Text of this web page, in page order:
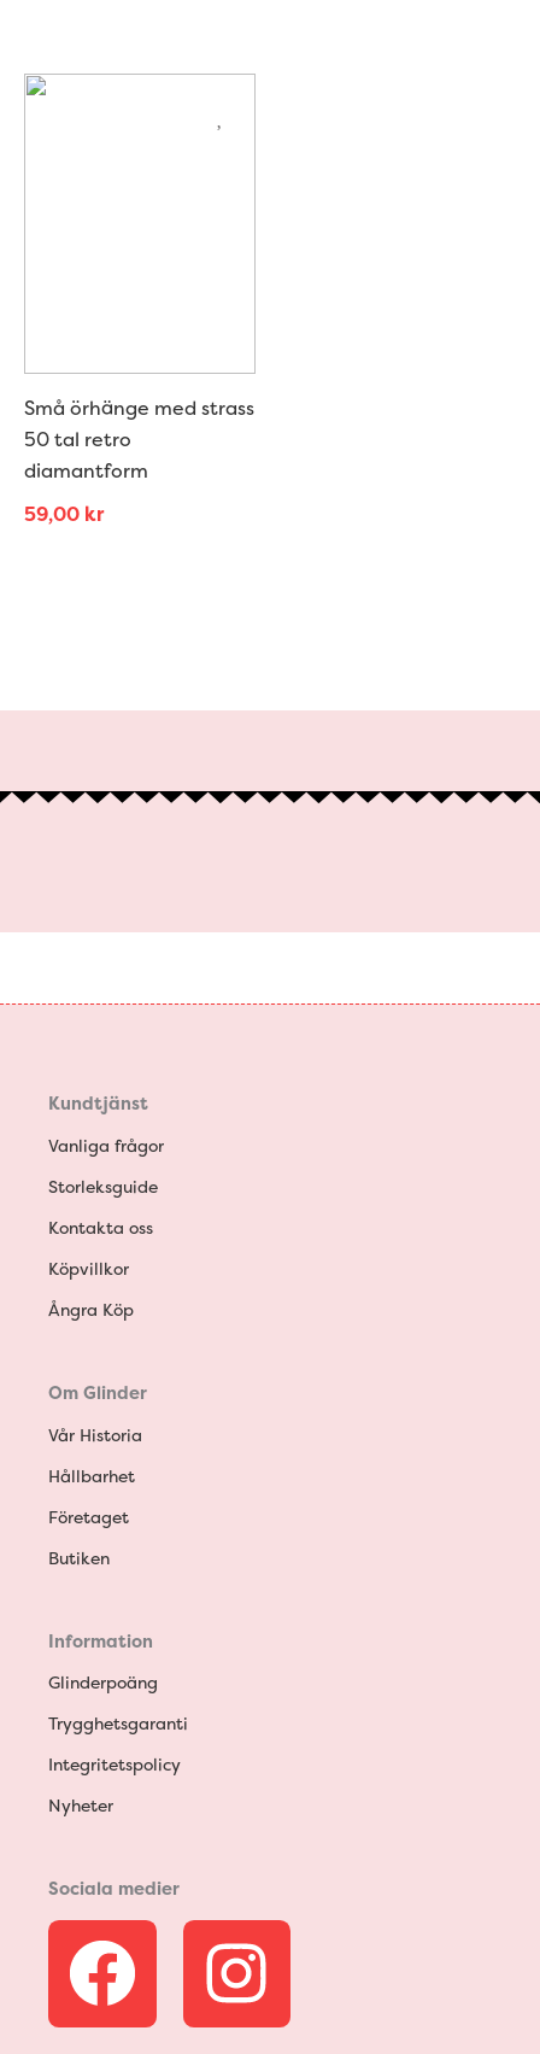
Små örhänge med strass
50 tal retro
diamantform
59,00 kr
Kundtjänst
Vanliga frågor
Storleksguide
Kontakta oss
Köpvillkor
Ångra Köp
Om Glinder
Vår Historia
Hållbarhet
Företaget
Butiken
Information
Glinderpoäng
Trygghetsgaranti
Integritetspolicy
Nyheter
Sociala medier
F
a
I
n